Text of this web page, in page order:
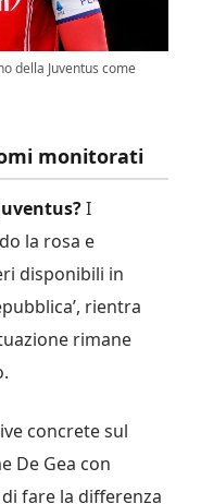
della Juventus come
monitorati
I
la rosa e
disponibili in
rientra
rimane
concrete sul
De Gea con
fare la differenza